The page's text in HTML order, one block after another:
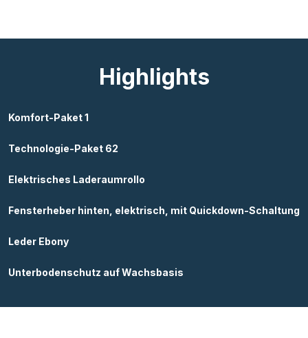
Highlights
Komfort-Paket 1
Technologie-Paket 62
Elektrisches Laderaumrollo
Fensterheber hinten, elektrisch, mit Quickdown-Schaltung
Leder Ebony
Unterbodenschutz auf Wachsbasis